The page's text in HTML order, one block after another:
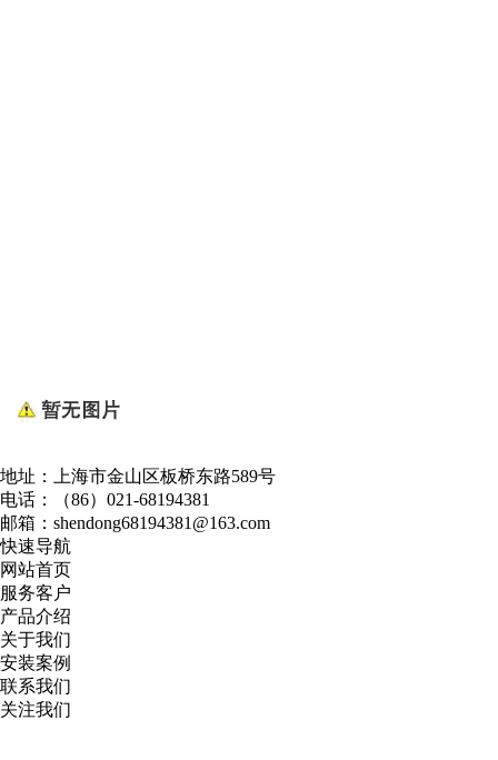
地址：上海市金山区板桥东路589号
电话：（86）021-68194381
邮箱：shendong68194381@163.com
快速导航
网站首页
服务客户
产品介绍
关于我们
安装案例
联系我们
关注我们